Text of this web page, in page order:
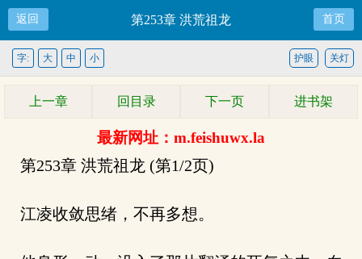
返回 第253章 洪荒祖龙 首页
关灯
护眼
字: 大 中 小
上一章 回目录 下一页 进书架
最新网址：m.feishuwx.la
第253章 洪荒祖龙 (第1/2页)
江凌收敛思绪，不再多想。